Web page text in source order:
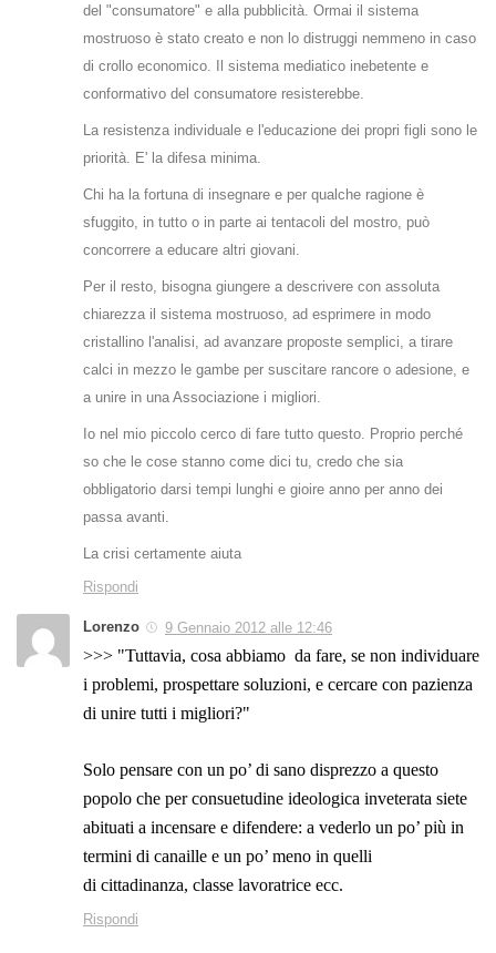
del "consumatore" e alla pubblicità. Ormai il sistema
mostruoso è stato creato e non lo distruggi nemmeno in caso
di crollo economico. Il sistema mediatico inebetente e
conformativo del consumatore resisterebbe.
La resistenza individuale e l'educazione dei propri figli sono le
priorità. E' la difesa minima.
Chi ha la fortuna di insegnare e per qualche ragione è
sfuggito, in tutto o in parte ai tentacoli del mostro, può
concorrere a educare altri giovani.
Per il resto, bisogna giungere a descrivere con assoluta
chiarezza il sistema mostruoso, ad esprimere in modo
cristallino l'analisi, ad avanzare proposte semplici, a tirare
calci in mezzo le gambe per suscitare rancore o adesione, e
a unire in una Associazione i migliori.
Io nel mio piccolo cerco di fare tutto questo. Proprio perché
so che le cose stanno come dici tu, credo che sia
obbligatorio darsi tempi lunghi e gioire anno per anno dei
passa avanti.
La crisi certamente aiuta
Rispondi
Lorenzo 9 Gennaio 2012 alle 12:46
>>> "Tuttavia, cosa abbiamo da fare, se non individuare
i problemi, prospettare soluzioni, e cercare con pazienza
di unire tutti i migliori?"
Solo pensare con un po’ di sano disprezzo a questo
popolo che per consuetudine ideologica inveterata siete
abituati a incensare e difendere: a vederlo un po’ più in
termini di canaille e un po’ meno in quelli
di cittadinanza, classe lavoratrice ecc.
Rispondi